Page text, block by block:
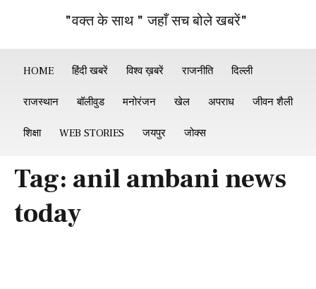
"वक्त के साथ " जहाँ सच बोले खबरें"
HOME हिंदी खबरें विश्व ख़बरें राजनीति दिल्ली
राजस्थान बॉलीवुड मनोरंजन खेल अपराध जीवन शैली
शिक्षा WEB STORIES जयपुर जोक्स
Tag: anil ambani news
today